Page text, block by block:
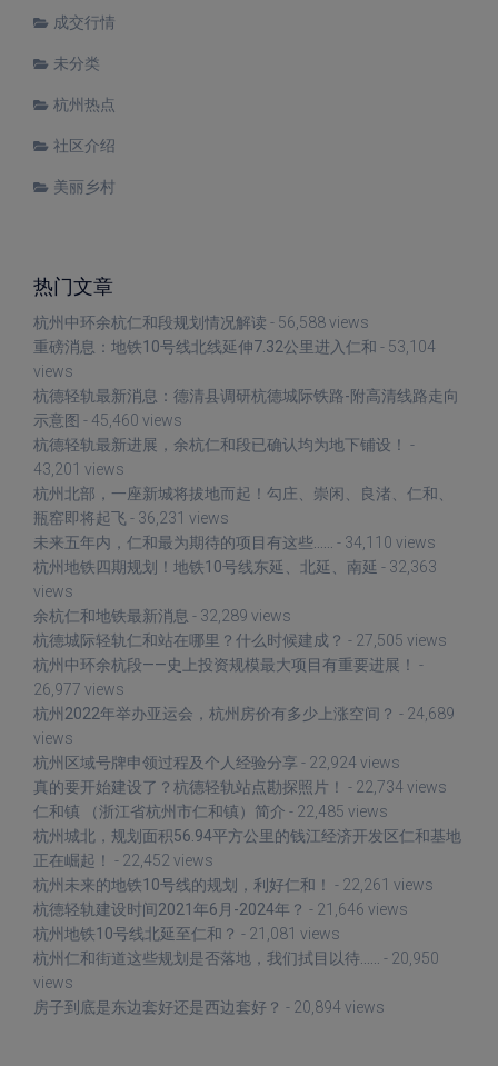
成交行情
未分类
杭州热点
社区介绍
美丽乡村
热门文章
杭州中环余杭仁和段规划情况解读 - 56,588 views
重磅消息：地铁10号线北线延伸7.32公里进入仁和 - 53,104
views
杭德轻轨最新消息：德清县调研杭德城际铁路-附高清线路走向
示意图 - 45,460 views
杭德轻轨最新进展，余杭仁和段已确认均为地下铺设！ -
43,201 views
杭州北部，一座新城将拔地而起！勾庄、崇闲、良渚、仁和、
瓶窑即将起飞 - 36,231 views
未来五年内，仁和最为期待的项目有这些……
- 34,110 views
杭州地铁四期规划！地铁10号线东延、北延、南延 - 32,363
views
余杭仁和地铁最新消息 - 32,289 views
杭德城际轻轨仁和站在哪里？什么时候建成？ - 27,505 views
杭州中环余杭段——史上投资规模最大项目有重要进展！ -
26,977 views
杭州2022年举办亚运会，杭州房价有多少上涨空间？ - 24,689
views
杭州区域号牌申领过程及个人经验分享 - 22,924 views
真的要开始建设了？杭德轻轨站点勘探照片！ - 22,734 views
仁和镇 （浙江省杭州市仁和镇）简介 - 22,485 views
杭州城北，规划面积56.94平方公里的钱江经济开发区仁和基地
正在崛起！ - 22,452 views
杭州未来的地铁10号线的规划，利好仁和！ - 22,261 views
杭德轻轨建设时间2021年6月-2024年？ - 21,646 views
杭州地铁10号线北延至仁和？ - 21,081 views
杭州仁和街道这些规划是否落地，我们拭目以待……
- 20,950
views
房子到底是东边套好还是西边套好？ - 20,894 views